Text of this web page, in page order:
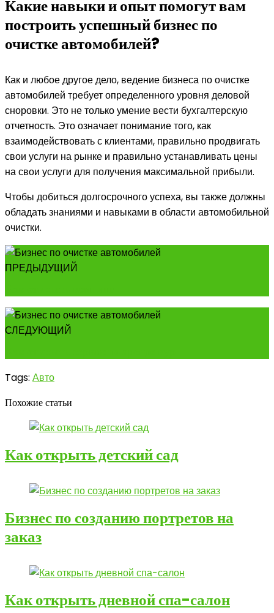
Какие навыки и опыт помогут вам
построить успешный бизнес по
очистке автомобилей?
Как и любое другое дело, ведение бизнеса по очистке
автомобилей требует определенного уровня деловой
сноровки. Это не только умение вести бухгалтерскую
отчетность. Это означает понимание того, как
взаимодействовать с клиентами, правильно продвигать
свои услуги на рынке и правильно устанавливать цены
на свои услуги для получения максимальной прибыли.
Чтобы добиться долгосрочного успеха, вы также должны
обладать знаниями и навыками в области автомобильной
очистки.
ПРЕДЫДУЩИЙ
СЛЕДУЮЩИЙ
Tags: Авто
Похожие статьи
Как открыть детский сад
Бизнес по созданию портретов на
заказ
Как открыть дневной спа-салон